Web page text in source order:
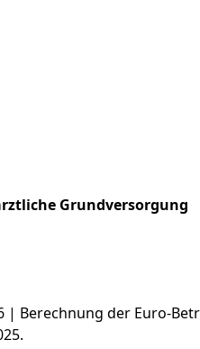
Grundversorgung
| Berechnung der Euro-